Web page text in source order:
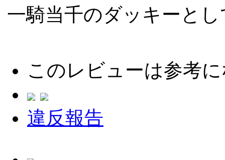
一騎当千のダッキーと
このレビューは参考
違反報告